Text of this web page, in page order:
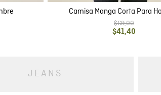
Camisa Manga Corta Para
$69,00
$41,40
JEANS